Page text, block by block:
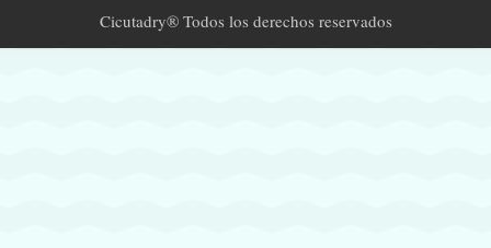
Cicutadry® Todos los derechos reservados